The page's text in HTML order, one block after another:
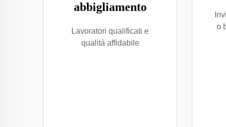
abbigliamento
Lavoratori qualificati e
qualità affidabile
o